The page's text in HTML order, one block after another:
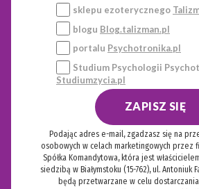
sklepu ezoterycznego
blogu Blog.talizman.pl
portalu Psychotronika.pl
Studium Psychologii
Studiumzycia.pl
ZAPISZ SIĘ
Podając adres e-mail, zgadzasz się na
osobowych w celach marketingowych przez
Spółka Komandytowa, która jest
siedzibą w Białymstoku (15-762), ul. Antoniuk
będą przetwarzane w celu